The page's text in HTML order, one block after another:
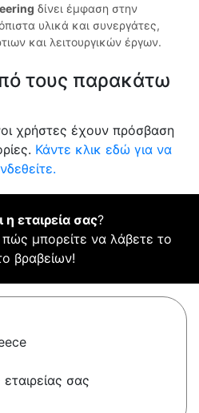
δίνει έμφαση στην
υλικά και συνεργάτες,
και λειτουργικών έργων.
τους παρακάτω
χρήστες έχουν πρόσβαση
Κάντε κλικ εδώ για να
η εταιρεία σας?
πώς μπορείτε να λάβετε το
βραβείων!
σας